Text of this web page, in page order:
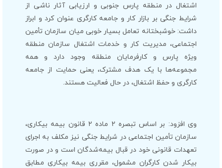
اشتغال در منطقه پارس جنوبی و ارزیابی آثار ناشی از
شرایط جنگی بر بازار کار و جامعه کارگری عنوان کرد و ابراز
داشت: خوشبختانه تعامل بسیار خوبی میان سازمان تأمین
اجتماعی، مدیریت کار و خدمات اشتغال سازمان منطقه
ویژه پارس و کارفرمایان منطقه وجود دارد و همه
مجموعه‌ها با یک هدف مشترک، یعنی حمایت از جامعه
کارگری و حفظ اشتغال، در حال فعالیت هستند.
وی افزود: بر اساس تبصره ۲ ماده ۲ قانون بیمه بیکاری،
سازمان تأمین اجتماعی در شرایط جنگی نیز مکلف به اجرای
تعهدات قانونی خود در قبال بیمه‌شدگان است و در صورت
بیکار شدن کارگران مشمول، مقرری بیمه بیکاری مطابق